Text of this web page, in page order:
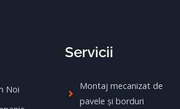
Noi
Servicii
Montaj mecanizat de
pavele și borduri